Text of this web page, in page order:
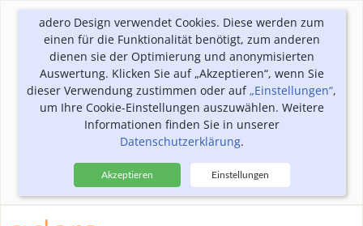
adero Design verwendet Cookies. Diese werden zum
einen für die Funktionalität benötigt, zum anderen
dienen sie der Optimierung und anonymisierten
Auswertung. Klicken Sie auf „Akzeptieren“, wenn Sie
dieser Verwendung zustimmen oder auf„Einstellungen“,
um Ihre Cookie-Einstellungen auszuwählen. Weitere
Informationen finden Sie in unserer
Datenschutzerklärung.
Akzeptieren Einstellungen